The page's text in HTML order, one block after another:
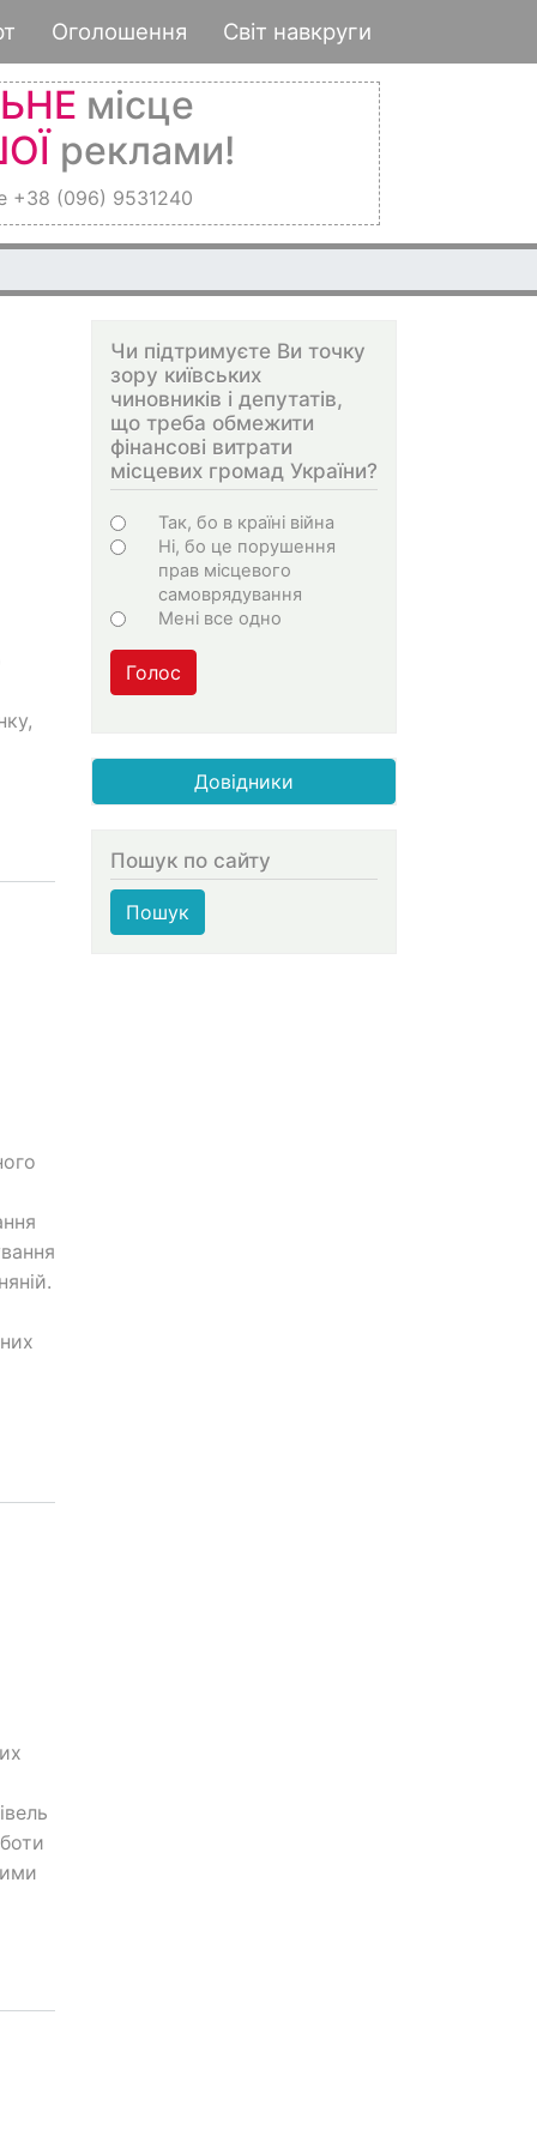
Оголошення Світ навкруги
місце
реклами!
+38 (096) 9531240
Чи підтримуєте Ви точку
зору київських
чиновників і депутатів,
що треба обмежити
фінансові витрати
місцевих громад України?
Варіанти
Так, бо в країні війна
Ні, бо це порушення
прав місцевого
самоврядування
Мені все одно
Голос
Довідники
Пошук по сайту
Пошук